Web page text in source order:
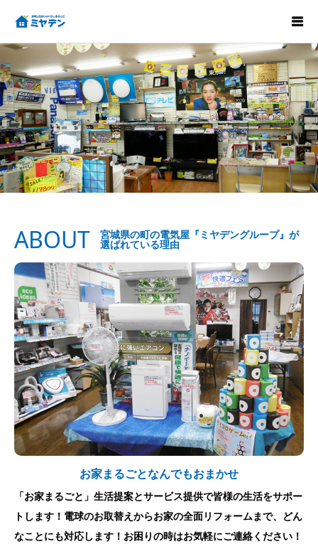
ABOUT 宮城県の町の電気屋『ミヤデングループ』が
選ばれている理由
お家まるごとなんでもおまかせ
「お家まるごと」生活提案とサービス提供で皆様の生活をサポー
トします！電球のお取替えからお家の全面リフォームまで、どん
なことにも対応します！お困りの時はお気軽にご連絡ください！